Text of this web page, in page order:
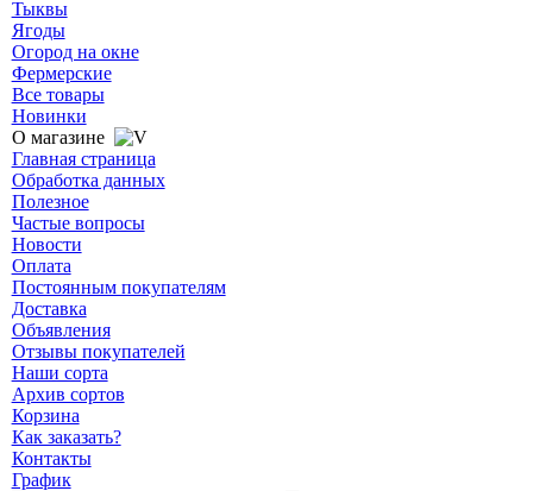
Тыквы
Ягоды
Огород на окне
Фермерские
Все товары
Новинки
О магазине
Главная страница
Обработка данных
Полезное
Частые вопросы
Новости
Оплата
Постоянным покупателям
Доставка
Объявления
Отзывы покупателей
Наши сорта
Архив сортов
Корзина
Как заказать?
Контакты
График